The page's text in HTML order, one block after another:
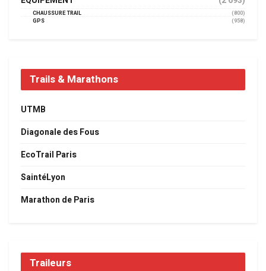
CHAUSSURE TRAIL
(800)
GPS
(958)
Trails & Marathons
UTMB
Diagonale des Fous
EcoTrail Paris
SaintéLyon
Marathon de Paris
Traileurs